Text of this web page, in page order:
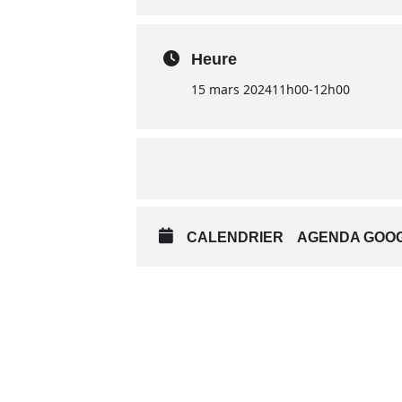
Heure
15 mars 202411h00-12h00
CALENDRIER AGENDA